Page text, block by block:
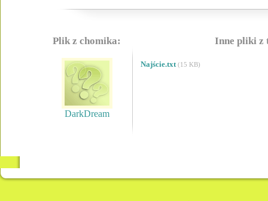
Plik z chomika:
DarkDream
Inne pliki z
Najście.txt (15 KB)